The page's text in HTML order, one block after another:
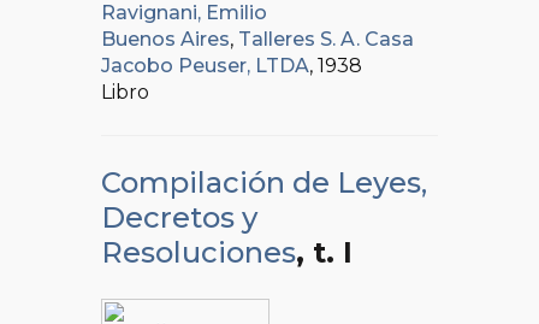
Ravignani, Emilio
Buenos Aires, Talleres S. A. Casa
Jacobo Peuser, LTDA, 1938
Libro
Compilación de Leyes,
Decretos y
Resoluciones, t. I